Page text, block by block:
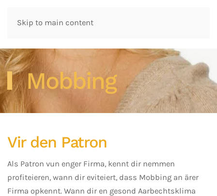
Skip to main content
Mobbing
Vir den Patron
Als Patron vun enger Firma, kennt dir nemmen
profiteieren, wann dir eviteiert, dass Mobbing an ärer
Firma opkennt. Wann dir en gesond Aarbechtsklima